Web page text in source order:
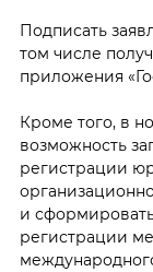
Подписать
том числе
приложения
Кроме того, в
возможность
регистрации
и
регистрации